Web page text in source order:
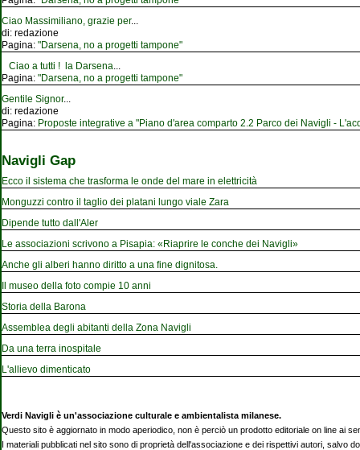
Ciao Massimiliano, grazie per...
di: redazione
Pagina: "Darsena, no a progetti tampone"
Ciao a tutti ! la Darsena
Pagina: "Darsena, no a progetti tampone"
Gentile Signor...
di: redazione
Pagina: Proposte integrative a "Piano d'area comparto 2.2 Parco dei Navigli -
Navigli Gap
Ecco il sistema che trasforma le onde del mare in elettricità
Monguzzi contro il taglio dei platani lungo viale Zara
Dipende tutto dall'Aler
Le associazioni scrivono a Pisapia: «Riaprire le conche dei Navigli»
Anche gli alberi hanno diritto a una fine dignitosa.
Il museo della foto compie 10 anni
Storia della Barona
Assemblea degli abitanti della Zona Navigli
Da una terra inospitale
L'allievo dimenticato
Verdi Navigli è un'associazione culturale e ambientalista milanese.
Questo sito è aggiornato in modo aperiodico, non è perciò un prodotto editoriale on line ai
I materiali pubblicati nel sito sono di proprietà dell'associazione e dei rispettivi autori, salvo